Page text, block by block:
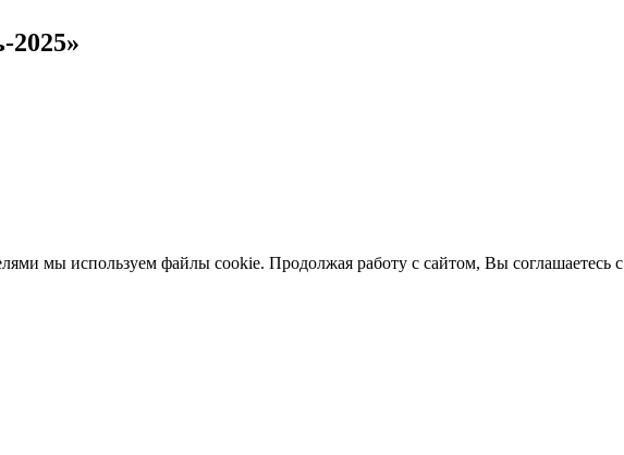
мы используем файлы cookie. Продолжая работу с сайтом, Вы соглашаетесь с